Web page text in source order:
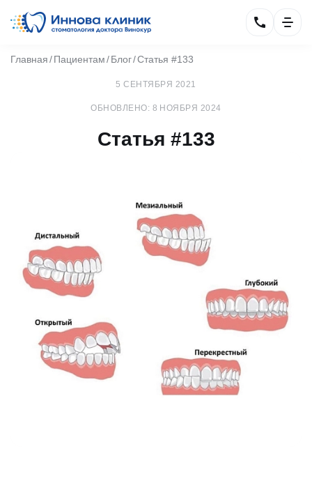
Главная Пациентам Блог Статья #133
5 СЕНТЯБРЯ 2021
ОБНОВЛЕНО: 8 НОЯБРЯ 2024
Статья #133